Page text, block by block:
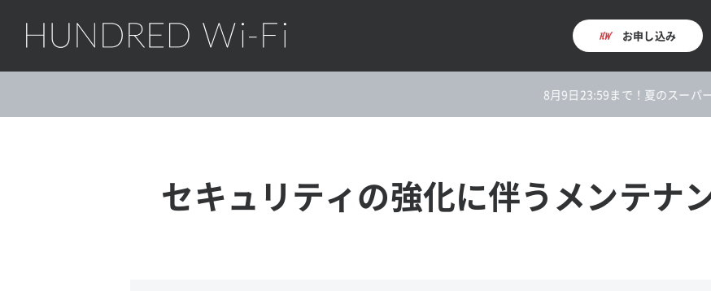
HUNDRED Wi-Fi お申し込み
8月9日23:59まで！夏のスーパーキ
セキュリティの強化に伴うメンテナ